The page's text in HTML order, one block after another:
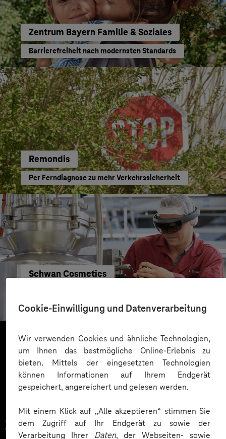
Cookie-Einwilligung und Datenverarbeitung
Wir verwenden Cookies und ähnliche Technologien,
um Ihnen das bestmögliche Online-Erlebnis zu
bieten. Mittels der eingesetzten Technologien
können Informationen auf Ihrem Endgerät
gespeichert, angereichert und gelesen werden.
Mit einem Klick auf „Alle akzeptieren“ stimmen Sie
dem Zugriff auf Ihr Endgerät zu sowie der
Verarbeitung Ihrer Daten, der Webseiten- sowie
Zentrum Bayern Familie & Soziales
Barrierefreiheit nach modernsten Standards
Remondis
Per Ferndiagnose zu mehr Verkehrssicherheit
Schwan Cosmetics
Maschinenwartung
Mehr laden
Zahlreiche Unternehmen